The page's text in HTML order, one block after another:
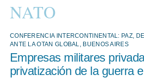
NATO
CONFERENCIA INTERCONTINENTAL: PAZ,
ANTE LA OTAN GLOBAL, BUENOS AIRES
Empresas militares
privatización de la guerra